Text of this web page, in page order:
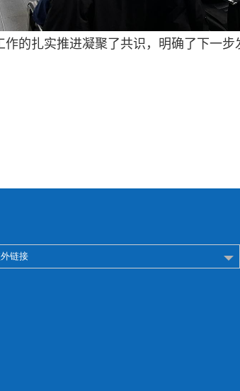
的扎实推进凝聚了共识，明确了下一
链接